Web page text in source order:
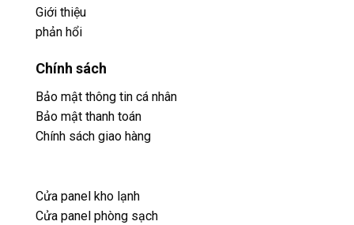
Giới thiệu
phản hổi
Chính sách
Bảo mật thông tin cá nhân
Bảo mật thanh toán
Chính sách giao hàng
Cửa panel kho lạnh
Cửa panel phòng sạch